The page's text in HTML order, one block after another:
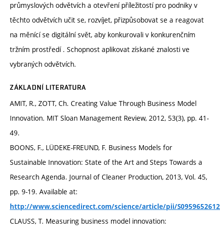
průmyslových odvětvích a otevření příležitostí pro podniky v
těchto odvětvích učit se, rozvíjet, přizpůsobovat se a reagovat
na měnící se digitální svět, aby konkurovali v konkurenčním
tržním prostředí . Schopnost aplikovat získané znalosti ve
vybraných odvětvích.
ZÁKLADNÍ LITERATURA
AMIT, R., ZOTT, Ch. Creating Value Through Business Model
Innovation. MIT Sloan Management Review, 2012, 53(3), pp. 41-
49.
BOONS, F., LÜDEKE-FREUND, F. Business Models for
Sustainable Innovation: State of the Art and Steps Towards a
Research Agenda. Journal of Cleaner Production, 2013, Vol. 45,
pp. 9-19. Available at:
http://www.sciencedirect.com/science/article/pii/
CLAUSS, T. Measuring business model innovation: